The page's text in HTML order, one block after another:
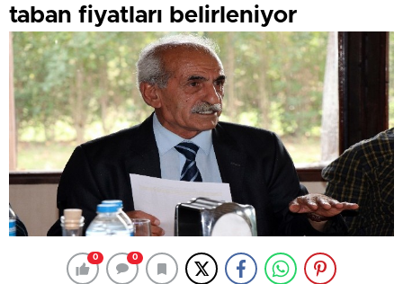
taban fiyatları belirleniyor
0 0